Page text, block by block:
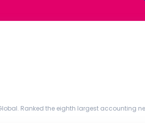
Ranked the eighth largest accounting